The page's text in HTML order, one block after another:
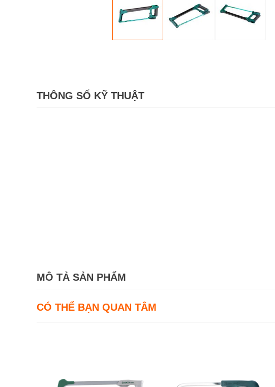
THÔNG SỐ KỸ THUẬT
MÔ TẢ SẢN PHẨM
CÓ THỂ BẠN QUAN TÂM